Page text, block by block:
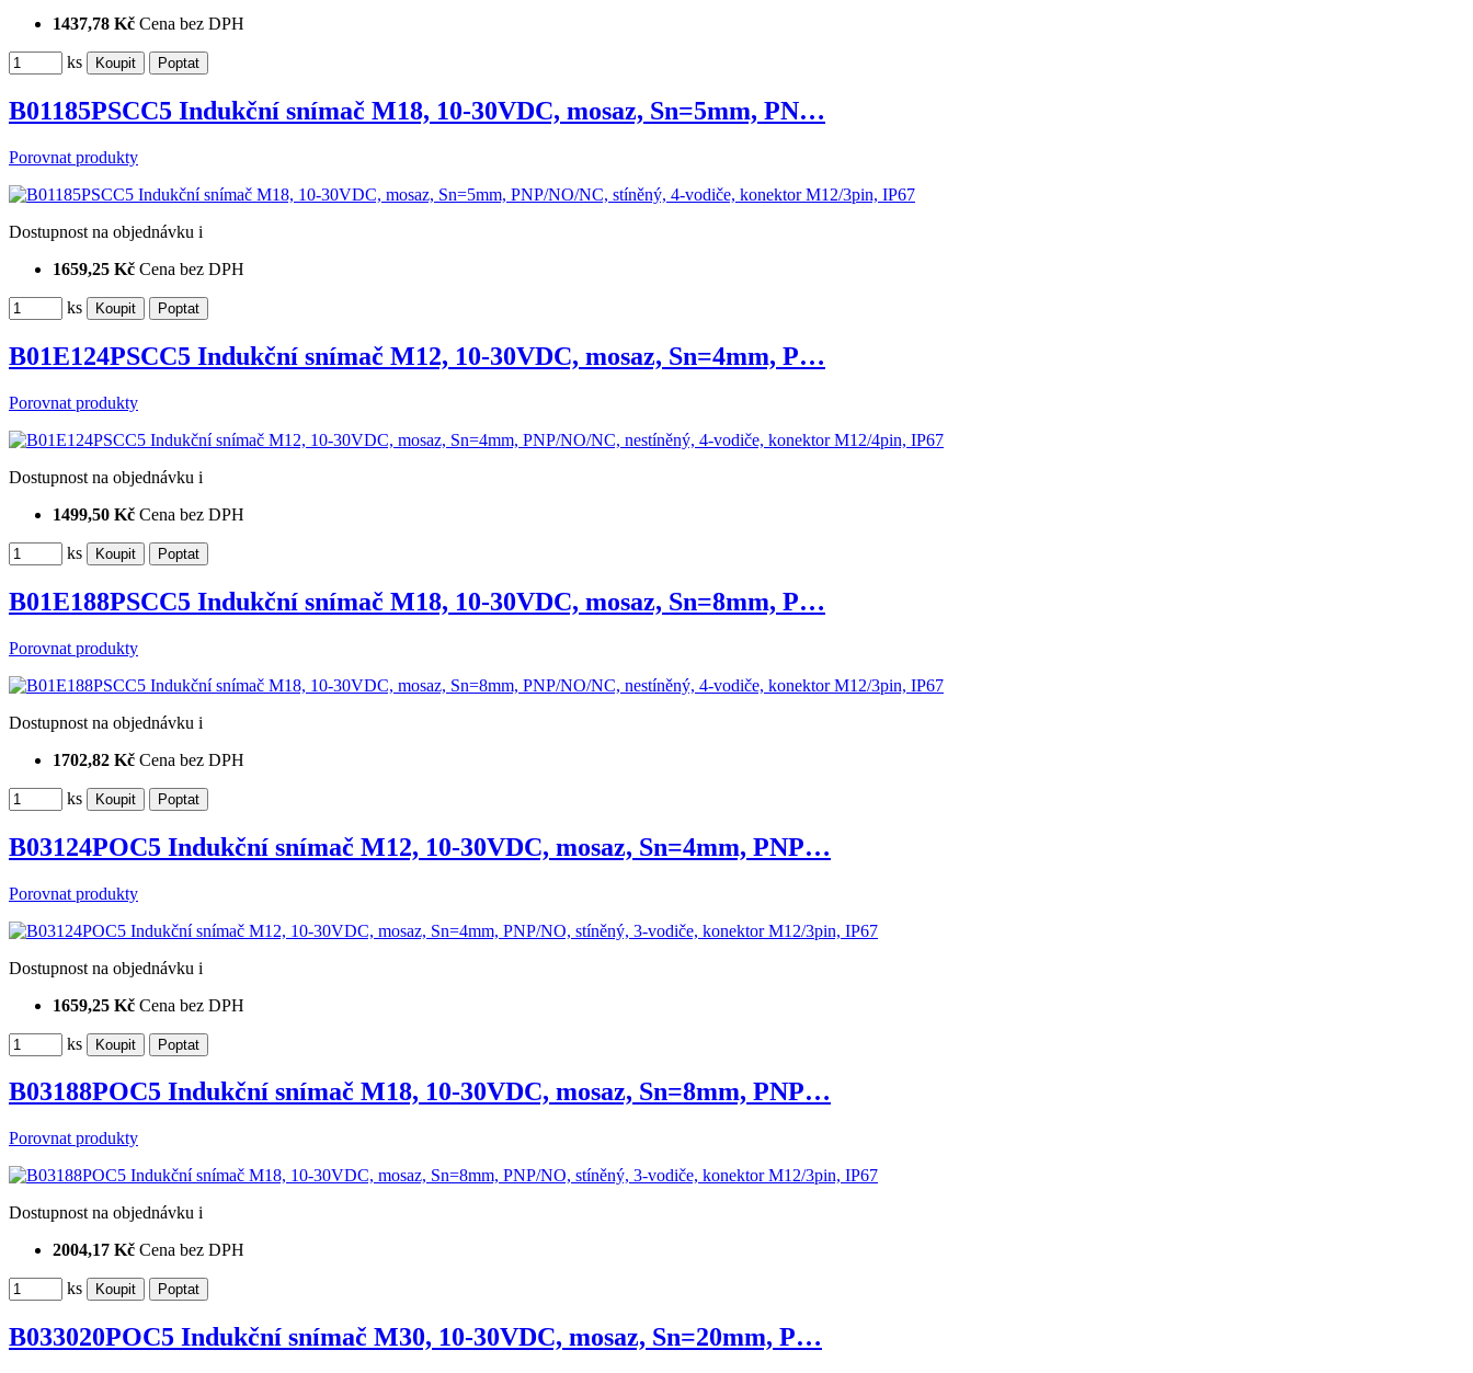
1437,78 Kč Cena bez DPH
ks
B01185PSCC5 Indukční snímač M18, 10-30VDC, mosaz, Sn=5mm, PN…
Porovnat produkty
Dostupnost na objednávku i
1659,25 Kč Cena bez DPH
ks
B01E124PSCC5 Indukční snímač M12, 10-30VDC, mosaz, Sn=4mm, P…
Porovnat produkty
Dostupnost na objednávku i
1499,50 Kč Cena bez DPH
ks
B01E188PSCC5 Indukční snímač M18, 10-30VDC, mosaz, Sn=8mm, P…
Porovnat produkty
Dostupnost na objednávku i
1702,82 Kč Cena bez DPH
ks
B03124POC5 Indukční snímač M12, 10-30VDC, mosaz, Sn=4mm, PNP…
Porovnat produkty
Dostupnost na objednávku i
1659,25 Kč Cena bez DPH
ks
B03188POC5 Indukční snímač M18, 10-30VDC, mosaz, Sn=8mm, PNP…
Porovnat produkty
Dostupnost na objednávku i
2004,17 Kč Cena bez DPH
ks
B033020POC5 Indukční snímač M30, 10-30VDC, mosaz, Sn=20mm, P…